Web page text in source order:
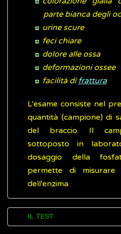
parte bianca degli
urine scure
feci chiare
dolore alle ossa
deformazioni ossee
facilità di frattura
L'esame consiste nel
quantità (campione) di
del braccio. Il
sottoposto in
dosaggio della
permette di misurare
dell'enzima.
IL TEST